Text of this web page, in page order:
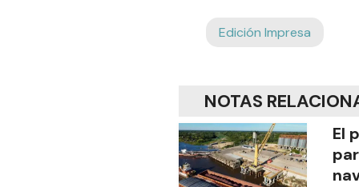
Edición Impresa
NOTAS
El